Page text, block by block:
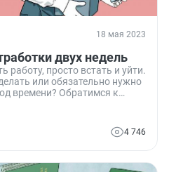
18 мая 2023
двух недель
работу, просто встать и уйти.
или обязательно нужно
времени? Обратимся к
4 746